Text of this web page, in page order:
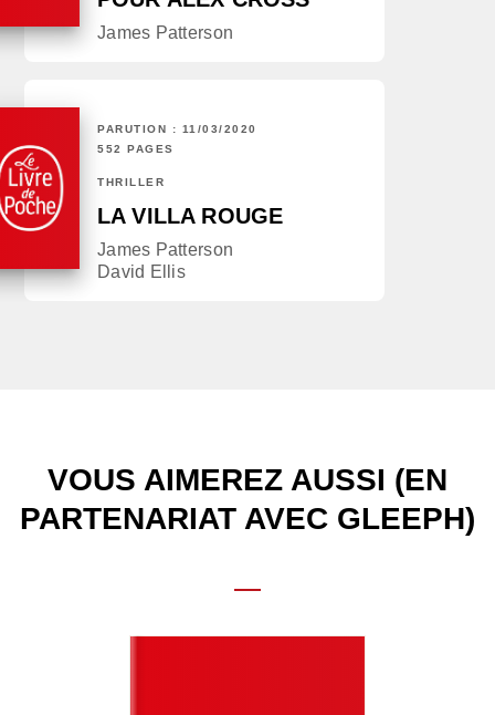
James Patterson
PARUTION : 11/03/2020
552 PAGES
THRILLER
LA VILLA ROUGE
James Patterson
David Ellis
VOUS AIMEREZ AUSSI (EN
PARTENARIAT AVEC GLEEPH)